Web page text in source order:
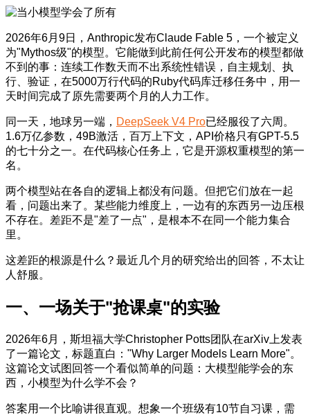
2026年6月9日，Anthropic发布Claude Fable 5，一个被定义
为"Mythos级"的模型。它能做到此前任何公开发布的模型都做
不到的事：连续工作数天而不出系统性错误，自主规划、执
行、验证，在5000万行代码的Ruby代码库迁移任务中，用一
天时间完成了原先需要两个月的人力工作。
同一天，地球另一端， DeepSeek V4 Pro已经服役了六周。
1.6万亿参数，49B激活，百万上下文，API价格只有GPT-5.5
的七十分之一。在代码核心任务上，它是开源权重模型的第一
名。
两个模型站在各自的逻辑上都没有问题。但把它们放在一起
看，问题出来了。某些能力维度上，一边有的东西另一边压根
不存在。差距不是"差了一点"，是根本不在同一个能力集合
里。
这差距的根源是什么？最近几个月的研究给出的回答，不太让
人舒服。
一、一场关于"抢课桌"的实验
2026年6月，斯坦福大学Christopher Potts团队在arXiv上发表
了一篇论文，标题直白："Why Larger Models Learn More"。
这篇论文试图回答一个看似简单的问题：大模型能学会的东
西，小模型为什么学不会？
答案用一个比喻讲很直观。想象一个班级有10节自习课，需